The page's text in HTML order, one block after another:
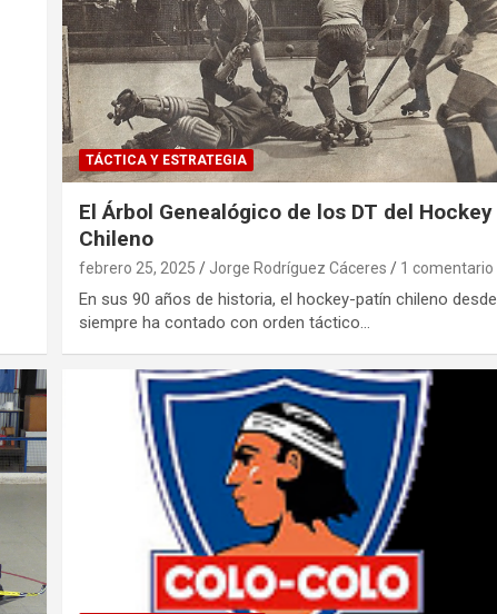
TÁCTICA Y ESTRATEGIA
El Árbol Genealógico de los DT del Hockey
Chileno
febrero 25, 2025 Jorge Rodríguez Cáceres 1 comentario
En sus 90 años de historia, el hockey-patín chileno desde
siempre ha contado con orden táctico…